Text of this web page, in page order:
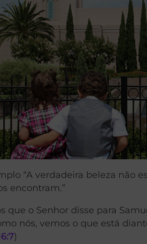
“A verdadeira beleza não
encontram.”
que o Senhor disse para
nós, vemos o que está
)